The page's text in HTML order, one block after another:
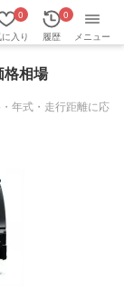
入り
0
履歴
0
メニュー
格相場
年式・走行距離に応